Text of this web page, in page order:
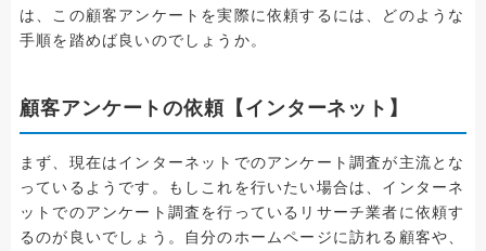
は、この顧客アンケートを実際に依頼するには、どのような
手順を踏めば良いのでしょうか。
顧客アンケートの依頼【インターネット】
まず、現在はインターネットでのアンケート調査が主流とな
っているようです。もしこれを行いたい場合は、インターネ
ットでのアンケート調査を行っているリサーチ業者に依頼す
るのが良いでしょう。自分のホームページに訪れる顧客や、